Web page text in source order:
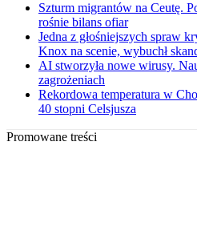
Szturm migrantów na Ceutę.
rośnie bilans ofiar
Jedna z głośniejszych spraw
Knox na scenie, wybuchł
AI stworzyła nowe wirusy.
zagrożeniach
Rekordowa temperatura w
40 stopni Celsjusza
Promowane treści